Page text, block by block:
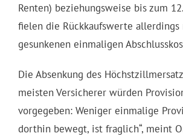
Renten) beziehungsweise bis zum
fielen die Rückkaufswerte
gesunkenen einmaligen
Die Absenkung des
meisten Versicherer würden
vorgegeben: Weniger einmalige
dorthin bewegt, ist fraglich“, meint